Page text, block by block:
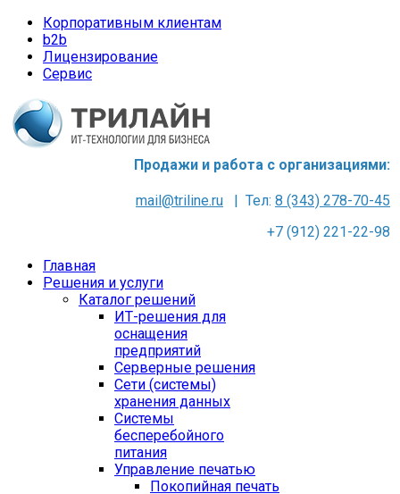
Корпоративным клиентам
b2b
Лицензирование
Сервис
Продажи и работа с организациями:
mail@triline.ru | Тел: 8 (343) 278-70-45
+7 (912) 221-22-98
Главная
Решения и услуги
Каталог решений
ИТ-решения для
оснащения
предприятий
Серверные решения
Сети (системы)
хранения данных
Системы
бесперебойного
питания
Управление печатью
Покопийная печать